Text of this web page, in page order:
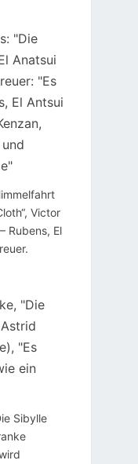
Victor
Rubens, El
Sibylle